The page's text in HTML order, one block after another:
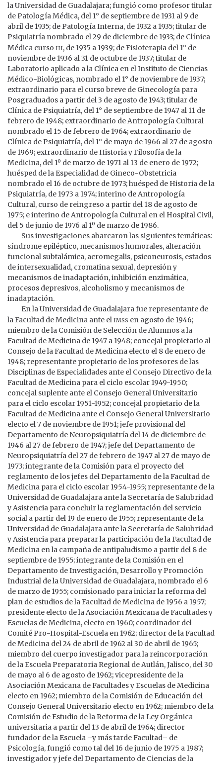
la Universidad de Guadalajara; fungió como profesor titular
de Patología Médica, del 1° de septiembre de 1931 al 9 de
abril de 1935; de Patología Interna, de 1932 a 1935; titular de
Psiquiatría nombrado el 29 de diciembre de 1933; de Clínica
Médica curso iii, de 1935 a 1939; de Fisioterapia del 1° de
noviembre de 1936 al 31 de octubre de 1937; titular de
Laboratorio aplicado a la Clínica en el Instituto de Ciencias
Médico-Biológicas, nombrado el 1° de noviembre de 1937;
extraordinario para el curso breve de Ginecología para
Posgraduados a partir del 3 de agosto de 1943; titular de
Clínica de Psiquiatría, del 1° de septiembre de 1947 al 11 de
febrero de 1948; extraordinario de Antropología Cultural
nombrado el 15 de febrero de 1964; extraordinario de
Clínica de Psiquiatría, del 1° de mayo de 1966 al 27 de agosto
de 1969; extraordinario de Historia y Filosofía de la
Medicina, del 1º de marzo de 1971 al 13 de enero de 1972;
huésped de la Especialidad de Gineco-Obstetricia
nombrado el 16 de octubre de 1973; huésped de Historia de la
Psiquiatría, de 1973 a 1974; interino de Antropología
Cultural, curso de reingreso a partir del 18 de agosto de
1975; e interino de Antropología Cultural en el Hospital Civil,
del 5 de junio de 1976 al 1º de marzo de 1986.
Sus investigaciones abarcaron las siguientes temáticas:
síndrome epiléptico, mecanismos humorales, alteración
funcional subtalámica, acromegalis, psiconeurosis, estados
de intersexualidad, cromatina sexual, depresión y
mecanismos de inadaptación, inhibición enzimática,
procesos depresivos, alcoholismo y mecanismos de
inadaptación.
En la Universidad de Guadalajara fue representante de
la Facultad de Medicina ante elimss en agosto de 1946;
miembro de la Comisión de Selección de Alumnos a la
Facultad de Medicina de 1947 a 1948; concejal propietario al
Consejo de la Facultad de Medicina electo el 8 de enero de
1948; representante propietario de los profesores de las
Disciplinas de Especialidades ante el Consejo Directivo de la
Facultad de Medicina para el ciclo escolar 1949-1950;
concejal suplente ante el Consejo General Universitario
para el ciclo escolar 1951-1952; concejal propietario de la
Facultad de Medicina ante el Consejo General Universitario
electo el 7 de noviembre de 1951; jefe provisional del
Departamento de Neuropsiquiatría del 14 de diciembre de
1946 al 27 de febrero de 1947; jefe del Departamento de
Neuropsiquiatría del 27 de febrero de 1947 al 27 de mayo de
1973; integrante de la Comisión para el proyecto del
reglamento de los jefes del Departamento de la Facultad de
Medicina para el ciclo escolar 1954-1955; representante de la
Universidad de Guadalajara ante la Secretaría de Salubridad
y Asistencia para concluir la reglamentación del servicio
social a partir del 19 de enero de 1955; representante de la
Universidad de Guadalajara ante la Secretaría de Salubridad
y Asistencia para preparar la participación de la Facultad de
Medicina en la campaña de antipaludismo a partir del 8 de
septiembre de 1955; integrante de la Comisión en el
Departamento de Investigación, Desarrollo y Promoción
Industrial de la Universidad de Guadalajara, nombrado el 6
de marzo de 1955; comisionado para iniciar la reforma del
plan de estudios de la Facultad de Medicina de 1956 a 1957;
presidente electo de la Asociación Mexicana de Facultades y
Escuelas de Medicina, electo en 1960; coordinador del
Comité Pro-Hospital-Escuela en 1962; director de la Facultad
de Medicina del 24 de abril de 1962 al 30 de abril de 1965;
miembro del cuerpo investigador para la reincorporación
de la Escuela Preparatoria Regional de Autlán, Jalisco, del 30
de mayo al 6 de agosto de 1962; vicepresidente de la
Asociación Mexicana de Facultades y Escuelas de Medicina
electo en 1962; miembro de la Comisión de Educación del
Consejo General Universitario electo en 1962; miembro de la
Comisión de Estudio de la Reforma de la Ley Orgánica
universitaria a partir del 13 de abril de 1964; director
fundador de la Escuela –y más tarde Facultad– de
Psicología, fungió como tal del 16 de junio de 1975 a 1987;
investigador y jefe del Departamento de Ciencias de la